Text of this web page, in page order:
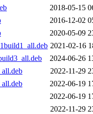
2018-05-15
2016-12-02
2020-05-09
2021-02-16
2024-06-26
2022-11-29
2022-06-19
2022-06-19
2022-11-29